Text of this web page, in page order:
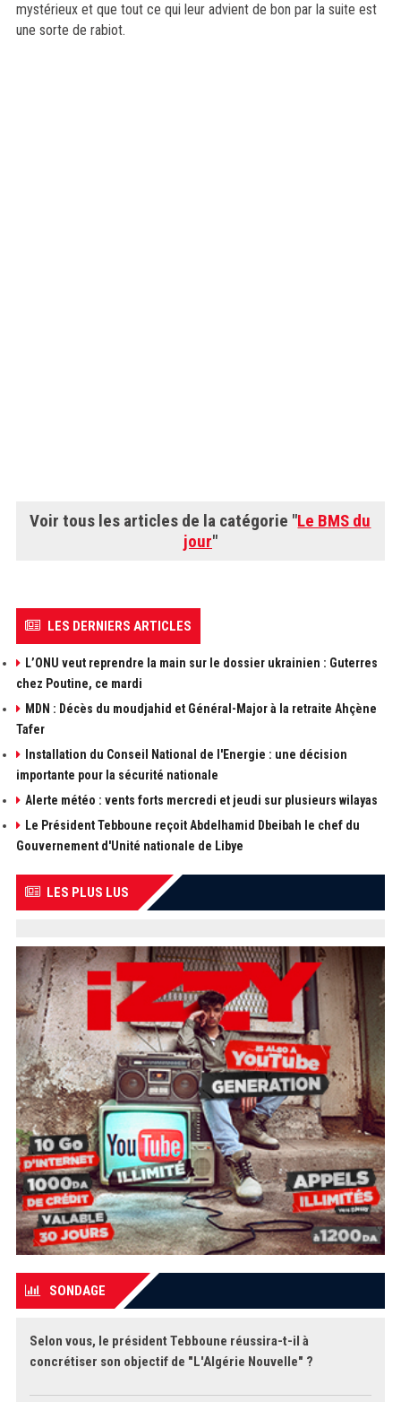
mystérieux et que tout ce qui leur advient de bon par la suite est
une sorte de rabiot.
Voir tous les articles de la catégorie "Le BMS du
jour"
LES DERNIERS ARTICLES
L’ONU veut reprendre la main sur le dossier ukrainien : Guterres
chez Poutine, ce mardi
MDN : Décès du moudjahid et Général-Major à la retraite Ahçène
Tafer
Installation du Conseil National de l'Energie : une décision
importante pour la sécurité nationale
Alerte météo : vents forts mercredi et jeudi sur plusieurs wilayas
Le Président Tebboune reçoit Abdelhamid Dbeibah le chef du
Gouvernement d'Unité nationale de Libye
LES PLUS LUS
SONDAGE
Selon vous, le président Tebboune réussira-t-il à
concrétiser son objectif de "L'Algérie Nouvelle" ?